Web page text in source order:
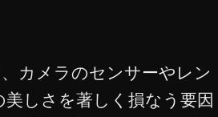
カメラのセンサーやレン
しさを著しく損なう要因